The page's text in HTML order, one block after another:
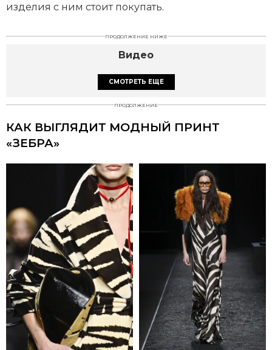
изделия с ним стоит покупать.
ПРОДОЛЖЕНИЕ НИЖЕ
Видео
СМОТРЕТЬ ЕЩЕ
ПРОДОЛЖЕНИЕ
КАК ВЫГЛЯДИТ МОДНЫЙ ПРИНТ
«ЗЕБРА»